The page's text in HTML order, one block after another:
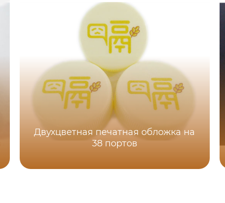
Двухцветная печатная обложка на
38 портов